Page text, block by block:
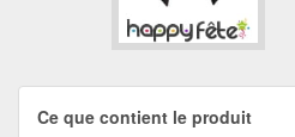
Ce que contient le produit